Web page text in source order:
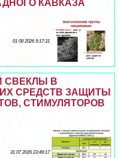
КАВКАЗА
01 08 2026 9:17:31
СВЕКЛЫ В
СРЕДСТВ ЗАЩИТЫ
СТИМУЛЯТОРОВ
31 07 2026 23:49:17